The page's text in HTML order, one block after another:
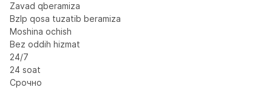
Zavad qberamiza
Bzlp qosa tuzatib beramiza
Moshina ochish
Bez oddih hizmat
24/7
24 soat
Срочно